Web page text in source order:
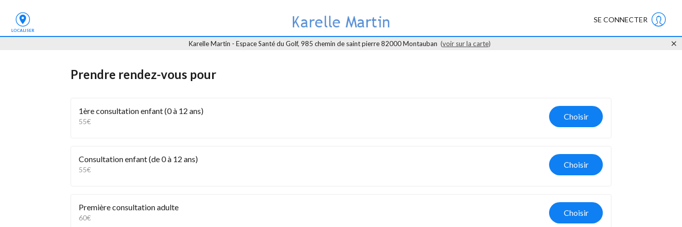
LOCALISER
SE CONNECTER
Karelle Martin - Espace Santé du Golf, 985 chemin de saint pierre 82000 Montauban (voir sur la carte)
Prendre rendez-vous pour
Choisir
1ère consultation enfant (0 à 12 ans)
55€
Choisir
Consultation enfant (de 0 à 12 ans)
55€
Choisir
Première consultation adulte
60€